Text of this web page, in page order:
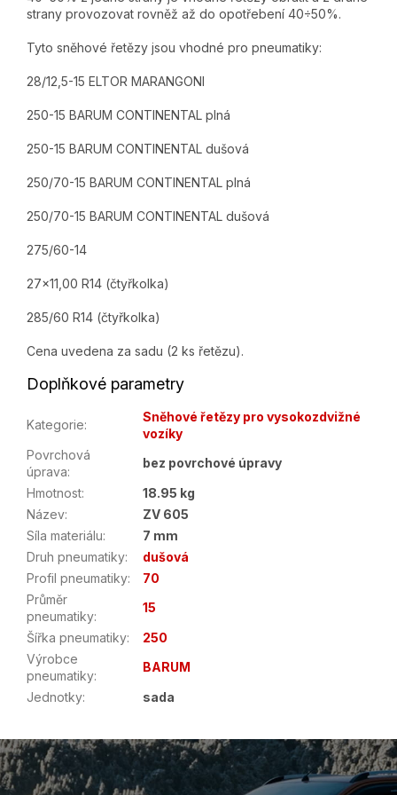
strany provozovat rovněž až do opotřebení 40÷50%.
Tyto sněhové řetězy jsou vhodné pro pneumatiky:
28/12,5-15 ELTOR MARANGONI
250-15 BARUM CONTINENTAL plná
250-15 BARUM CONTINENTAL dušová
250/70-15 BARUM CONTINENTAL plná
250/70-15 BARUM CONTINENTAL dušová
275/60-14
27x11,00 R14 (čtyřkolka)
285/60 R14 (čtyřkolka)
Cena uvedena za sadu (2 ks řetězu).
Doplňkové parametry
Kategorie:
Sněhové řetězy pro vysokozdvižné
vozíky
Povrchová
úprava:
bez povrchové úpravy
Hmotnost:
18.95 kg
Název:
ZV 605
Síla materiálu:
7 mm
Druh pneumatiky:
dušová
Profil pneumatiky:
70
Průměr
pneumatiky:
15
Šířka pneumatiky:
250
Výrobce
pneumatiky:
BARUM
Jednotky: sada
Z
á
p